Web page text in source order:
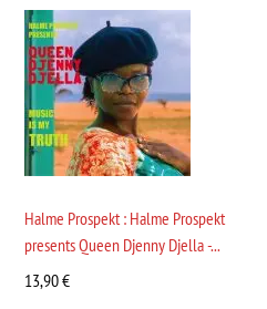
Halme Prospekt : Halme Prospekt
presents Queen Djenny Djella -...
13,90€